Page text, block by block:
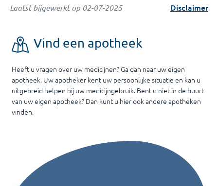
Laatst bijgewerkt op 02-07-2025 Disclaimer
Vind een apotheek
Heeft u vragen over uw medicijnen? Ga dan naar uw eigen
apotheek. Uw apotheker kent uw persoonlijke situatie en kan u
uitgebreid helpen bij uw medicijngebruik. Bent u niet in de buurt
van uw eigen apotheek? Dan kunt u hier ook andere apotheken
vinden.